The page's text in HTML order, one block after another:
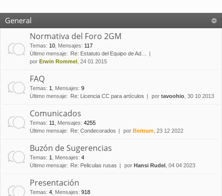
General
Normativa del Foro 2GM
Temas: 10 Mensajes: 117
Último mensaje:
Re: Estatuto del Equipo de Ad…
por Erwin Rommel , 24 01 2015
FAQ
Temas: 1 Mensajes: 9
Último mensaje:
Re: Licencia CC para artículos por tavoohio , 30 10 2013
Comunicados
Temas: 11 Mensajes: 4255
Último mensaje:
Re: Condecorados por Bertram , 23 12 2022
Buzón de Sugerencias
Temas: 1 Mensajes: 4
Último mensaje:
Re: Peliculas rusas por Hansi Rudel , 04 04 2023
Presentación
Temas: 4 Mensajes: 918